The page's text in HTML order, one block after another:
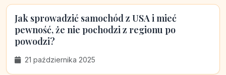
Jak sprowadzić samochód z USA i mieć
pewność, że nie pochodzi z regionu po
powodzi?
21 października 2025